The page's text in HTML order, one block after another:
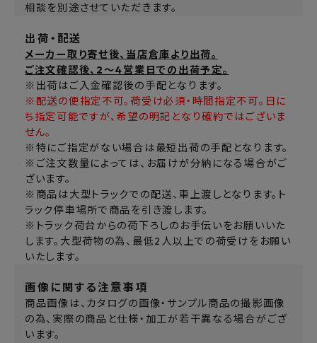
相談を別途させていただきます。
出荷・配送
メーカー取り寄せ後、当店倉庫より出荷。
ご注文確認後、2～4営業日での出荷予定。
※出荷はご入金確認後の手配となります。
※配送の便指定不可。荷受け必須・時間指定不可。日に
ち指定可能ですが、希望の明記となり確約ではございま
せん。
※特にご指定がない場合は最短出荷の手配となります。
※ご注文数量によっては、お届けが分納になる場合がご
ざいます。
※商品は大型トラックでの配送、車上渡しとなります。ト
ラック停車場所で商品を引き渡します。
※トラック荷台からの荷下ろしのお手伝いをお願いいた
します。大型荷物の為、最低2人以上での荷受けをお願い
いたします。
画像に関する注意事項
商品画像は、カタログの画像・サンプル商品の撮影画像
の為、実際の商品と仕様・加工が若干異なる場合がござ
います。